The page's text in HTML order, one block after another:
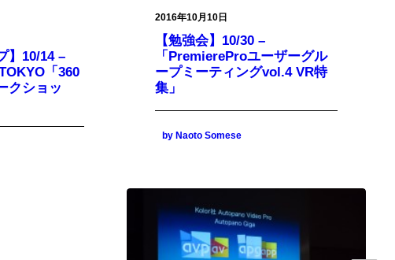
2016年10月10日
【勉強会】10/30 –
「PremiereProユーザーグル
ープミーティングvol.4 VR特
集」
by Naoto Somese
】10/14 –
「360
クショッ